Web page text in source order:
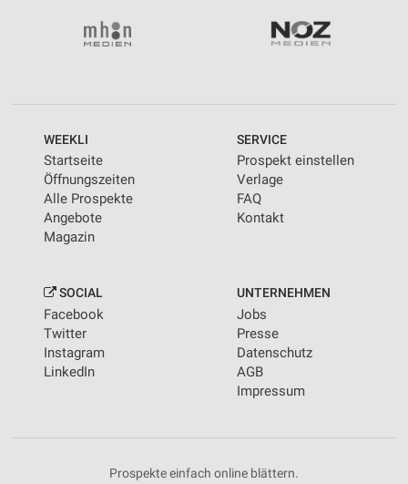
WEEKLI
Startseite
Öffnungszeiten
Alle Prospekte
Angebote
Magazin
SERVICE
Prospekt einstellen
Verlage
FAQ
Kontakt
SOCIAL
Facebook
Twitter
Instagram
LinkedIn
UNTERNEHMEN
Jobs
Presse
Datenschutz
AGB
Impressum
Prospekte einfach online blättern.